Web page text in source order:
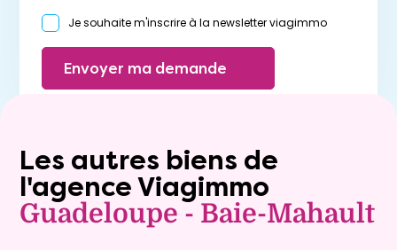
Je souhaite m'inscrire à la newsletter viagimmo
Envoyer ma demande
Les autres biens de
l'agence Viagimmo
Guadeloupe - Baie-Mahault